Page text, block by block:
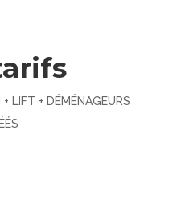
LIFT + DÉMÉNAGEURS